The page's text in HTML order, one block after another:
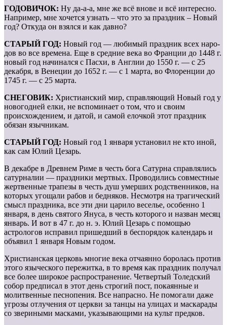
ГОДОВИЧОК: Ну да-а-а, мне же всё внове и всё интересно.
Например, мне хочется узнать – что это за праздник – Новый
год? Откуда он взялся и как давно?
СТАРЫЙ ГОД: Новый год — любимый праздник всех наро­
дов во все времена. Еще в средние века во Франции до 1448 г.
новый год начинался с Пасхи, в Англии до 1550 г. — с 25
декабря, в Венеции до 1652 г. — с 1 марта, во Флоренции до
1745 г. — с 25 марта.
СНЕГОВИК: Христианский мир, справляющий Новый год у
новогодней елки, не вспоминает о том, что и своим
происхождением, и датой, и самой елочкой этот праздник
обязан язычникам.
СТАРЫЙ ГОД: Новый год 1 января установил не кто иной,
как сам Юлий Цезарь.
В декабре в Древнем Риме в честь бога Сатурна справлялись
сатурналии — праздники мертвых. Проводились совместные
жертвенные трапезы в честь душ умерших родственников, на
которых угощали рабов и бедняков. Несмотря на трагический
смысл праздника, все эти дни царило веселье, особенно 1
января, в день святого Януса, в честь которого и назван месяц
январь. И вот в 47 г. до н. э. Юлий Цезарь с помощью
астрологов исправил пришедший в беспорядок календарь и
объявил 1 января Новым годом.
Христианская церковь многие века отчаянно боролась против
этого языческого пережитка, в то время как праздник получал
все более широкое распространение. Четвертый Толедский
собор предписал в этот день строгий пост, покаянные и
молитвенные песнопения. Все напрасно. Не помогали даже
угрозы отлучения от церкви за танцы на улицах и маскарады
со звериными масками, указывающи­ми на культ предков.